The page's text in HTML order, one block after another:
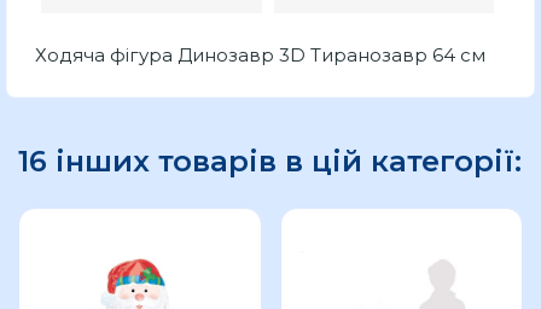
Ходяча фігура Динозавр 3D Тиранозавр 64 см
16 інших товарів в цій категорії: